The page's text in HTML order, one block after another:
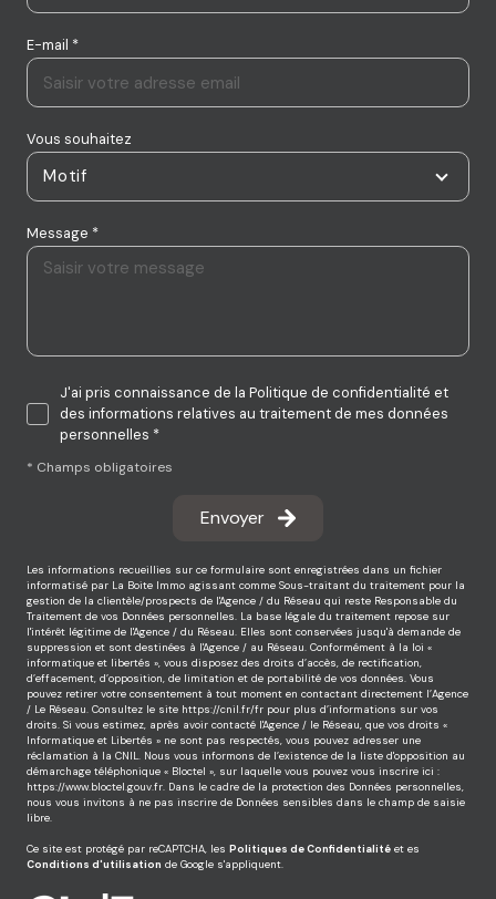
E-mail *
Vous souhaitez
Motif
Message *
J'ai pris connaissance de la Politique de confidentialité et
des informations relatives au traitement de mes données
personnelles *
* Champs obligatoires
Envoyer
Les informations recueillies sur ce formulaire sont enregistrées dans un fichier
informatisé par La Boite Immo agissant comme Sous-traitant du traitement pour la
gestion de la clientèle/prospects de l'Agence / du Réseau qui reste Responsable du
Traitement de vos Données personnelles. La base légale du traitement repose sur
l'intérêt légitime de l'Agence / du Réseau. Elles sont conservées jusqu'à demande de
suppression et sont destinées à l'Agence / au Réseau. Conformément à la loi «
informatique et libertés », vous disposez des droits d’accès, de rectification,
d’effacement, d’opposition, de limitation et de portabilité de vos données. Vous
pouvez retirer votre consentement à tout moment en contactant directement l’Agence
/ Le Réseau. Consultez le site https://cnil.fr/fr pour plus d’informations sur vos
droits. Si vous estimez, après avoir contacté l'Agence / le Réseau, que vos droits «
Informatique et Libertés » ne sont pas respectés, vous pouvez adresser une
réclamation à la CNIL. Nous vous informons de l’existence de la liste d'opposition au
démarchage téléphonique « Bloctel », sur laquelle vous pouvez vous inscrire ici :
https://www.bloctel.gouv.fr. Dans le cadre de la protection des Données personnelles,
nous vous invitons à ne pas inscrire de Données sensibles dans le champ de saisie
libre.
Ce site est protégé par reCAPTCHA, les Politiques de Confidentialité et es
Conditions d'utilisation de Google s'appliquent.